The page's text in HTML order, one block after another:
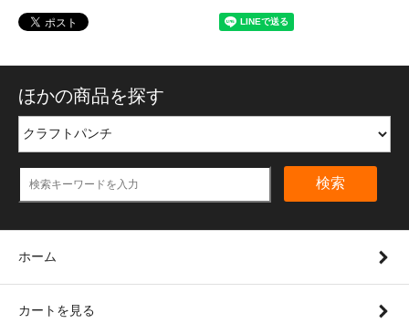
ほかの商品を探す
検索
ホーム
カートを見る